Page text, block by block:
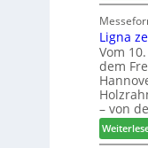
r
P
l
a
n
t
a
g
r
ä
s
e
r
u
n
d
-
Ligna
Vom
dem
– von